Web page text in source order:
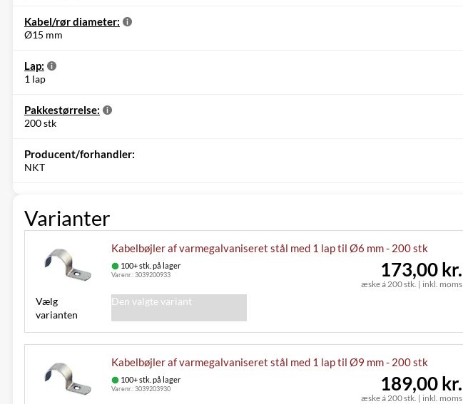
Kabel/rør diameter:
Ø15 mm
Lap:
1 lap
Pakkestørrelse:
200 stk
Producent/forhandler:
NKT
Varianter
Kabelbøjler af varmegalvaniseret stål med 1 lap til Ø6 mm - 200 stk
100+ stk. på lager
Varenr.:3039200933
æske á 200 stk. | inkl. moms
173,00 kr.
Vælg
varianten
Den valgte variant
Kabelbøjler af varmegalvaniseret stål med 1 lap til Ø9 mm - 200 stk
100+ stk. på lager
Varenr.:3039203930
æske á 200 stk. | inkl. moms
189,00 kr.